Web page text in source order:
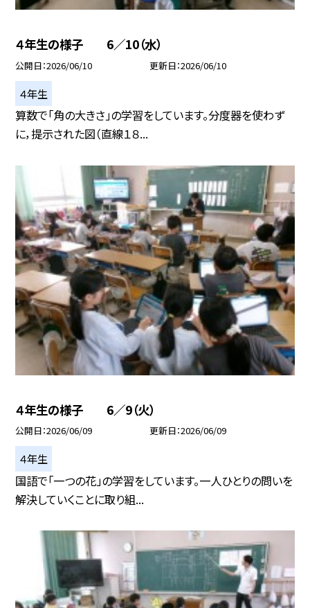
４年生の様子 6／10（水）
公開日 2026/06/10 更新日 2026/06/10
４年生
算数で「角の大きさ」の学習をしています。分度器を使わず
に，提示された図（直線１８...
４年生の様子 6／9（火）
公開日 2026/06/09 更新日 2026/06/09
４年生
国語で「一つの花」の学習をしています。一人ひとりの問いを
解決していくことに取り組...